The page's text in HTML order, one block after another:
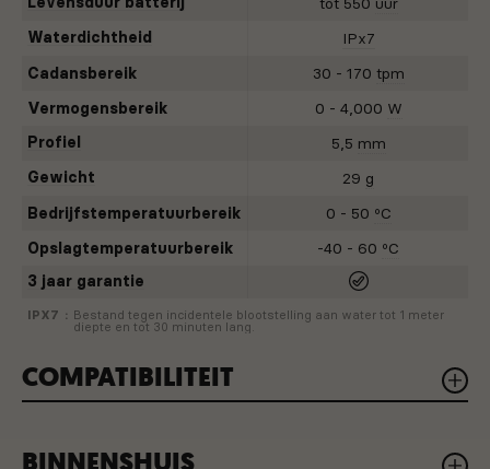
LINKS/RECHTS-BALANS
Een tweezijdige vermogensmeter meet het
vermogen van elk been afzonderlijk om te
berekenen hoeveel vermogen je in totaal
4iiii maakt de lichtste vermogensmeters op de
markt. Wij zijn toegewijd om u te helpen
3 JAAR GARANTIE
waarschijnlijk niet nodig, maar toch geeft het
Waterdichtheid
IPx7
Cadansbereik
30 - 170 tpm
Vermogensbereik
0 - 4,000 W
Profiel
5,5 mm
Gewicht
29 g
Bedrijfstemperatuurbereik
0 - 50 ºC
Opslagtemperatuurbereik
-40 - 60 ºC
3 jaar garantie
IPX7 Bestand tegen incidentele blootstelling aan water tot 1 meter
diepte en tot 30 minuten lang.
COMPATIBILITEIT